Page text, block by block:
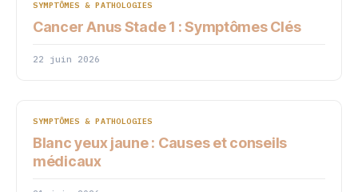
SYMPTÔMES & PATHOLOGIES
Cancer Anus Stade 1 : Symptômes Clés
22 juin 2026
SYMPTÔMES & PATHOLOGIES
Blanc yeux jaune : Causes et conseils
médicaux